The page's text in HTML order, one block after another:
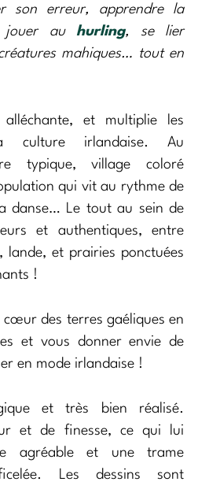
son erreur, apprendre la
jouer au hurling, se lier
mahiques… tout en
et multiplie les
culture irlandaise. Au
typique, village coloré
qui vit au rythme de
danse… Le tout au sein de
et authentiques, entre
lande, et prairies ponctuées
!
cœur des terres gaéliques en
et vous donner envie de
en mode irlandaise !
et très bien réalisé.
et de finesse, ce qui lui
agréable et une trame
Les dessins sont